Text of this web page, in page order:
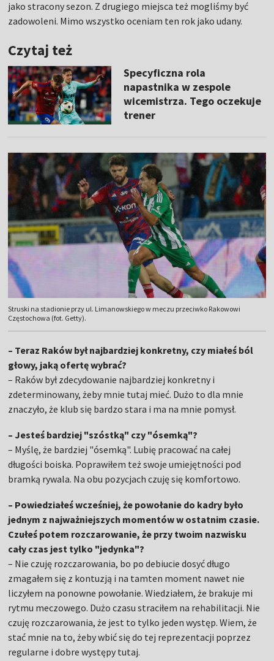
jako stracony sezon. Z drugiego miejsca też mogliśmy być
zadowoleni. Mimo wszystko oceniam ten rok jako udany.
Czytaj też
Specyficzna rola
napastnika w zespole
wicemistrza. Tego oczekuje
trener
Struski na stadionie przy ul. Limanowskiego w meczu przeciwko Rakowowi
Częstochowa (fot. Getty).
– Teraz Raków był najbardziej konkretny, czy miałeś ból
głowy, jaką ofertę wybrać?
– Raków był zdecydowanie najbardziej konkretny i
zdeterminowany, żeby mnie tutaj mieć. Dużo to dla mnie
znaczyło, że klub się bardzo stara i ma na mnie pomysł.
– Jesteś bardziej "szóstką" czy "ósemką"?
– Myślę, że bardziej "ósemką". Lubię pracować na całej
długości boiska. Poprawiłem też swoje umiejętności pod
bramką rywala. Na obu pozycjach czuję się komfortowo.
– Powiedziałeś wcześniej, że powołanie do kadry było
jednym z najważniejszych momentów w ostatnim czasie.
Czułeś potem rozczarowanie, że przy twoim nazwisku
cały czas jest tylko "jedynka"?
– Nie czuję rozczarowania, bo po debiucie dosyć długo
zmagałem się z kontuzją i na tamten moment nawet nie
liczyłem na ponowne powołanie. Wiedziałem, że brakuje mi
rytmu meczowego. Dużo czasu straciłem na rehabilitacji. Nie
czuję rozczarowania, że jest to tylko jeden występ. Wiem, że
stać mnie na to, żeby wbić się do tej reprezentacji poprzez
regularne i dobre występy tutaj.